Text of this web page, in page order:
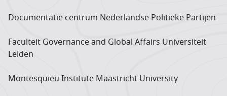
Documentatie centrum Neder­landse Politieke Partijen
Faculteit Governance and Global Affairs Universiteit
Leiden
Montesquieu Institute Maastricht University